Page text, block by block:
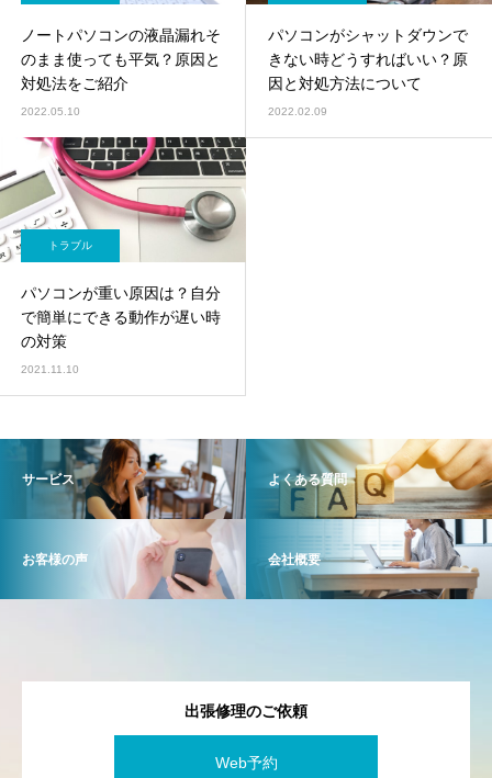
ノートパソコンの液晶漏れそ
のまま使っても平気？原因と
対処法をご紹介
2022.05.10
パソコンがシャットダウンで
きない時どうすればいい？原
因と対処方法について
2022.02.09
トラブル
パソコンが重い原因は？自分
で簡単にできる動作が遅い時
の対策
2021.11.10
サービス よくある質問
お客様の声 会社概要
出張修理のご依頼
Web予約